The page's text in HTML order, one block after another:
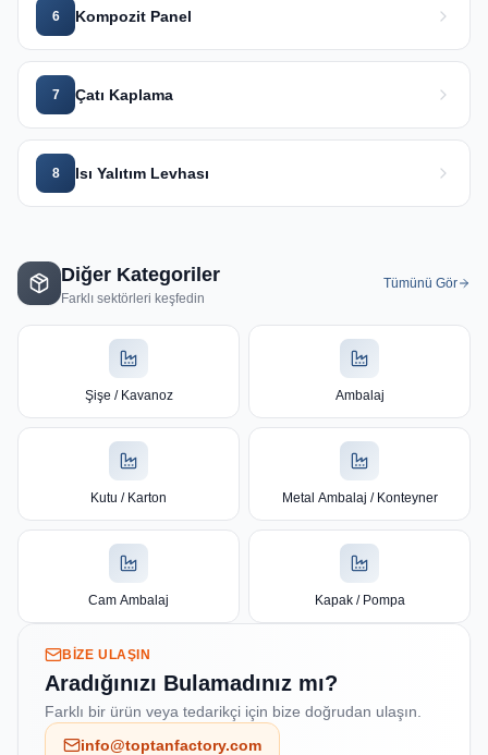
6 Kompozit Panel
7 Çatı Kaplama
8 Isı Yalıtım Levhası
Diğer Kategoriler
Farklı sektörleri keşfedin
Tümünü Gör
Şişe / Kavanoz Ambalaj
Kutu / Karton Metal Ambalaj / Konteyner
Cam Ambalaj Kapak / Pompa
BIZE ULAŞIN
Aradığınızı Bulamadınız mı?
Farklı bir ürün veya tedarikçi için bize doğrudan ulaşın.
info@toptanfactory.com